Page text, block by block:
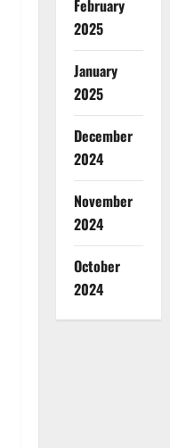
February
2025
January
2025
December
2024
November
2024
October
2024